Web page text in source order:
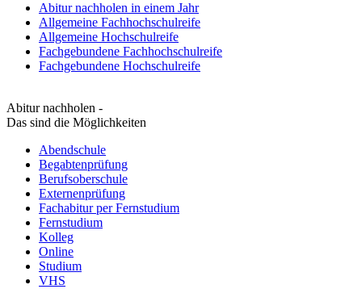
Abitur nachholen in einem Jahr
Allgemeine Fachhochschulreife
Allgemeine Hochschulreife
Fachgebundene Fachhochschulreife
Fachgebundene Hochschulreife
Abitur nachholen -
Das sind die Möglichkeiten
Abendschule
Begabtenprüfung
Berufsoberschule
Externenprüfung
Fachabitur per Fernstudium
Fernstudium
Kolleg
Online
Studium
VHS